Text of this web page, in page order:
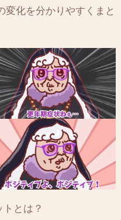
変化を分かりやすくまと
とは？